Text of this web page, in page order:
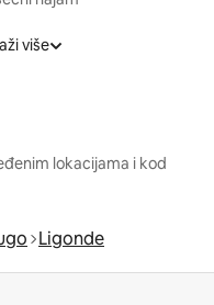
više
lokacijama i kod
Ligonde